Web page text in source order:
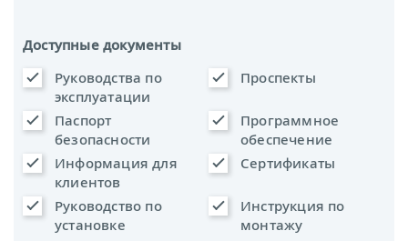
Доступные документы
Руководства по
эксплуатации
Проспекты
Паспорт
безопасности
Программное
обеспечение
Информация для
клиентов
Сертификаты
Руководство по
установке
Инструкция по
монтажу